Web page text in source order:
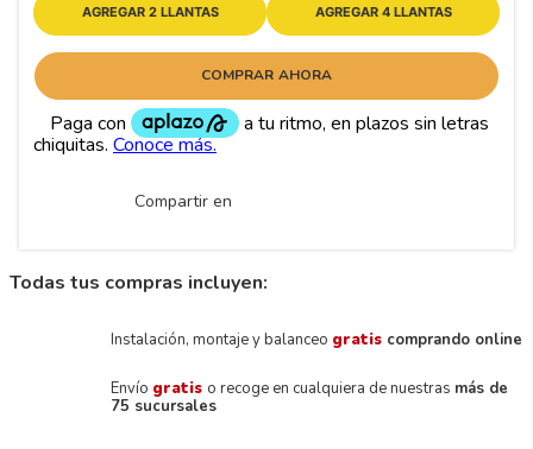
AGREGAR 2 LLANTAS AGREGAR 4 LLANTAS
COMPRAR AHORA
Compartir en
Todas tus compras incluyen:
Instalación, montaje y balanceo gratis comprando online
Envío gratis o recoge en cualquiera de nuestras más de
75 sucursales